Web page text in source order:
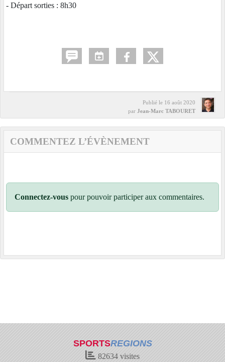
- Départ sorties : 8h30
Publié le 16 août 2020
par Jean-Marc TABOURET
COMMENTEZ L’ÉVÈNEMENT
Connectez-vous pour pouvoir participer aux commentaires.
SPORTSREGIONS
82634 visites